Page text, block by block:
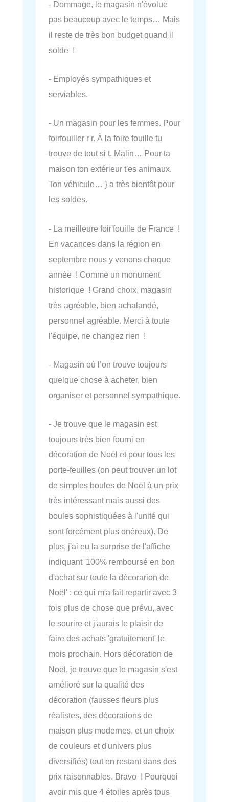
- Dommage, le magasin n'évolue
pas beaucoup avec le temps… Mais
il reste de très bon budget quand il
solde !
- Employés sympathiques et
serviables.
- Un magasin pour les femmes. Pour
foirfouiller r r. À la foire fouille tu
trouve de tout si t. Malin… Pour ta
maison ton extérieur t'es animaux.
Ton véhicule… } a très bientôt pour
les soldes.
- La meilleure foir'fouille de France !
En vacances dans la région en
septembre nous y venons chaque
année ! Comme un monument
historique ! Grand choix, magasin
très agréable, bien achalandé,
personnel agréable. Merci à toute
l'équipe, ne changez rien !
- Magasin où l’on trouve toujours
quelque chose à acheter, bien
organiser et personnel sympathique.
- Je trouve que le magasin est
toujours très bien fourni en
décoration de Noël et pour tous les
porte-feuilles (on peut trouver un lot
de simples boules de Noël à un prix
très intéressant mais aussi des
boules sophistiquées à l'unité qui
sont forcément plus onéreux). De
plus, j'ai eu la surprise de l'affiche
indiquant '100% remboursé en bon
d'achat sur toute la décorarion de
Noël' : ce qui m'a fait repartir avec 3
fois plus de chose que prévu, avec
le sourire et j'aurais le plaisir de
faire des achats 'gratuitement' le
mois prochain. Hors décoration de
Noël, je trouve que le magasin s'est
amélioré sur la qualité des
décoration (fausses fleurs plus
réalistes, des décorations de
maison plus modernes, et un choix
de couleurs et d'univers plus
diversifiés) tout en restant dans des
prix raisonnables. Bravo ! Pourquoi
avoir mis que 4 étoiles après tous